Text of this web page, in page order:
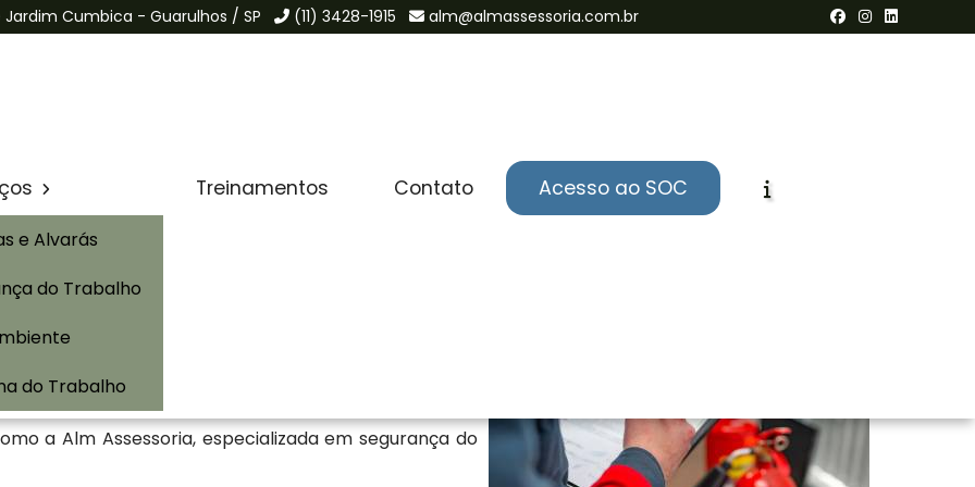
Jardim Cumbica - Guarulhos / SP (11) 3428-1915 alm@almassessoria.com.br
e Alvarás
do Trabalho
do Trabalho
Treinamentos Contato Acesso ao SOC
Solicite um Orçamento
porque, ele comprova se locais com alto fluxo de
segurança contra incêndios. Porém, o AVCB em
do seu projeto de segurança contra incêndio, o
a Alm Assessoria, especializada em segurança do